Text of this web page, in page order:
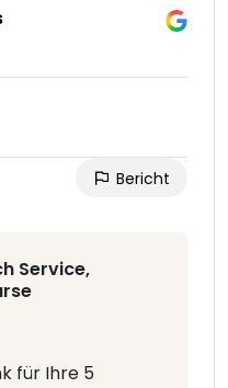
Bericht
Service,
für Ihre 5